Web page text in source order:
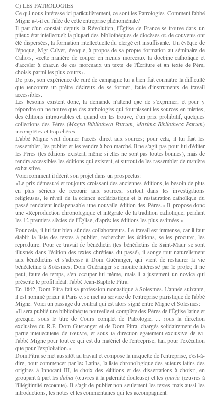
C) LES PATROLOGIES
Ce qui nous intéresse ici particulièrement, ce sont les Patrologies. Comment l'abbé
Migne a-t-il eu l'idée de cette entreprise phénoménale?
Il part d'un constat: depuis la Révolution, l'Église de France se trouve dans un
piteux état intellectuel; la plupart des bibliothèques de diocèses ou de couvents ont
été dispersées, la formation intellectuelle du clergé est insuffisante. Un évêque de
l'époque, Mgr Calvet, évoque, à propos de sa propre formation au séminaire de
Cahors, «cette manière de couper en menus morceaux la doctrine catholique et
d'accoler à chacun de ces morceaux un texte de l'Écriture et un texte de Père,
choisis parmi les plus courts».
De plus, son expérience de curé de campagne lui a bien fait connaître la difficulté
que rencontre un prêtre désireux de se former, faute d'instruments de travail
accessibles.
Les besoins existent donc, la demande n'attend que de s'exprimer, et pour y
répondre on ne trouve que des anthologies qui fournissent les sources en miettes,
des éditions introuvables et, quand on les trouve, d'un prix prohibitif, quelques
collections des Pères (Magna Bibliotheca Patrum, Maxima Bibliotheca Patrum)
incomplètes et trop chères.
L'abbé Migne veut donner l'accès direct aux sources; pour cela, il lui faut les
rassembler, les publier et les vendre à bon marché. Il ne s'agit pas pour lui d'éditer
les Pères (les éditions existent, même si elles ne sont pas toutes bonnes), mais de
rendre accessibles les éditions qui existent, et surtout de les rassembler de manière
exhaustive.
Voici comment il décrit son projet dans un prospectus:
«Le prix démesuré et toujours croissant des anciennes éditions, le besoin de plus
en plus sérieux de recourir aux sources, surtout dans les investigations
religieuses, le réveil de la science ecclésiastique et la restauration catholique du
passé rendaient indispensable une nouvelle édition des Pères.» Il propose donc
une «Reproduction chronologique et intégrale de la tradition catholique, pendant
les 12 premiers siècles de l'Église, d'après les éditions les plus estimées.»
Pour cela, il lui faut bien sûr des collaborateurs. Le travail est immense, car il faut
établir la liste des textes à publier, rechercher les éditions, se les procurer, les
reproduire. Pour ce travail de bénédictin (les bénédictins de Saint-Maur se sont
illustrés dans l'édition des textes chrétiens du passé), il songe tout naturellement
aux bénédictins et s'adresse à Dom Guéranger, qui vient de restaurer la vie
bénédictine à Solesmes; Dom Guéranger se montre intéressé par le projet; il ne
peut, faute de temps, s'en occuper lui même, mais il a justement un novice qui
présente le profil idéal: l'abbé Jean-Baptiste Pitra.
En 1842, Dom Pitra fait sa profession monastique à Solesmes. L'année suivante,
il est nommé prieur à Paris et se met au service de l'entreprise patristique de l'abbé
Migne. Voici un passage du contrat qui est alors signé entre Migne et Solesmes:
«Il sera publié une bibliothèque nouvelle et complète des Pères de l'Église latine et
grecque, sous le titre de Cours complet de Patrologie, ... sous la direction
exclusive du R.P. Dom Guéranger et de Dom Pitra, chargés solidairement de la
partie intellectuelle de l'œuvre, et sous la direction également exclusive de M.
l'abbé Migne pour tout ce qui est du matériel de l'entreprise, tant pour l'exécution
que pour l'exploitation.»
Dom Pitra se met aussitôt au travail et compose la maquette de l'entreprise, c'est-à-
dire, pour commencer par les Latins, la liste chronologique des auteurs latins des
origines à Innocent III, le choix des éditions et des dissertations à choisir, en
groupant à part lesdubia (œuvres à la paternité douteuse) et lesspuria (œuvres à
l'illégitimité reconnue). Il s'agit de publier non seulement les textes mais aussi les
introductions, les notes et les commentaires qui les accompagnent.